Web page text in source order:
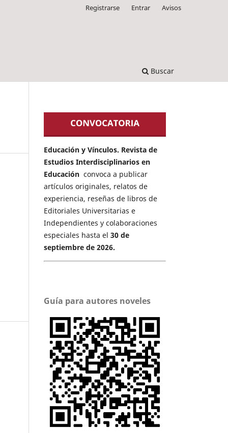
Buscar
Registrarse Entrar Avisos
Educación y Vínculos. Revista de
Estudios Interdisciplinarios en
Educación convoca a publicar
artículos originales, relatos de
experiencia, reseñas de libros de
Editoriales Universitarias e
Independientes y colaboraciones
especiales hasta el 30 de
septiembre de 2026.
Guía para autores noveles